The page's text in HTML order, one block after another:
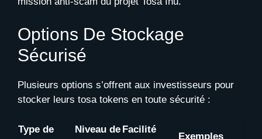
Options De Stockage
Sécurisé
Plusieurs options s’offrent aux investisseurs pour
stocker leurs tosa tokens en toute sécurité :
Type de
Niveau de Facilité
Exemples